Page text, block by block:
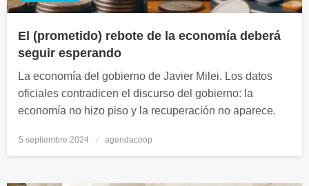
El (prometido) rebote de la economía deberá
seguir esperando
La economía del gobierno de Javier Milei. Los datos
oficiales contradicen el discurso del gobierno: la
economía no hizo piso y la recuperación no aparece.
Publicado
5 septiembre 2024 agendacoop